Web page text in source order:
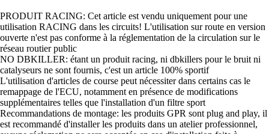
PRODUIT RACING: Cet article est vendu uniquement pour une
utilisation RACING dans les circuits! L'utilisation sur route en version
ouverte n'est pas conforme à la réglementation de la circulation sur le
réseau routier public
NO DBKILLER: étant un produit racing, ni dbkillers pour le bruit ni
catalyseurs ne sont fournis, c'est un article 100% sportif
L'utilisation d'articles de course peut nécessiter dans certains cas le
remappage de l'ECU, notamment en présence de modifications
supplémentaires telles que l'installation d'un filtre sport
Recommandations de montage: les produits GPR sont plug and play, il
est recommandé d'installer les produits dans un atelier professionnel,